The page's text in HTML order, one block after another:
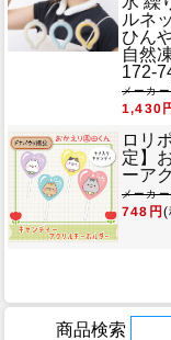
ルネ
ひん
自然
172-
メーカ
1,430
ロリ
定】
ーア
メーカ
748円(
商品検索